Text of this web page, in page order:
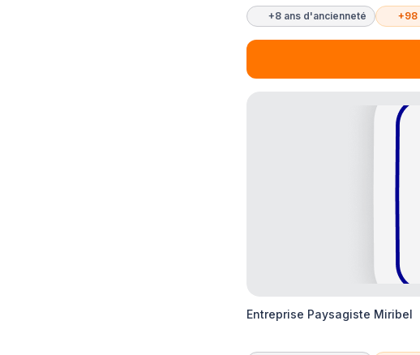
+8 ans d'ancienneté +98
Entreprise Paysagiste Miribel